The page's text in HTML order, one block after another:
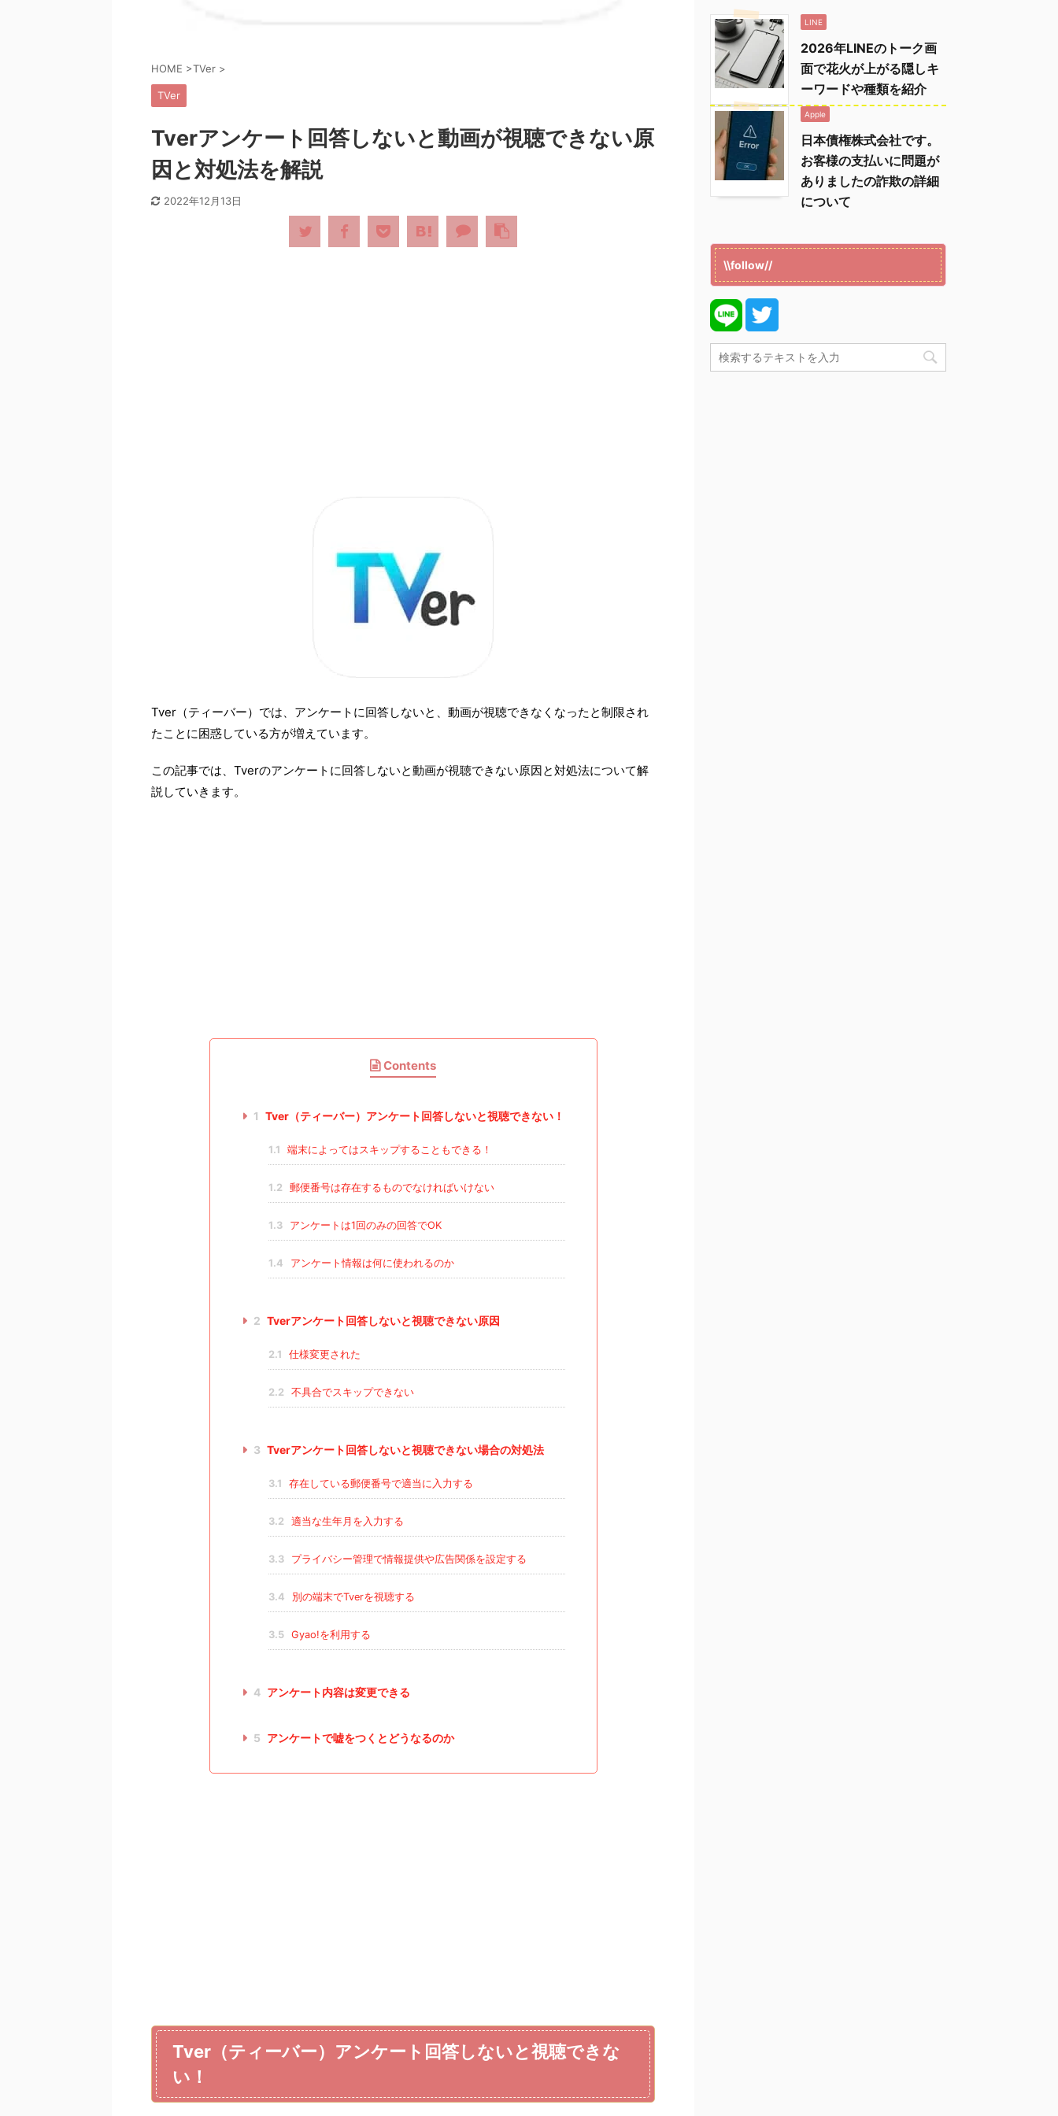
HOME >TVer >
TVer
Tverアンケート回答しないと動画が視聴できない原
因と対処法を解説
2022年12月13日
Tver（ティーバー）では、アンケートに回答しないと、動画が視聴できなくなったと制限され
たことに困惑している方が増えています。
この記事では、Tverのアンケートに回答しないと動画が視聴できない原因と対処法について解
説していきます。
Contents
1 Tver（ティーバー）アンケート回答しないと視聴できない！
1.1 端末によってはスキップすることもできる！
1.2 郵便番号は存在するものでなければいけない
1.3 アンケートは1回のみの回答でOK
1.4 アンケート情報は何に使われるのか
2 Tverアンケート回答しないと視聴できない原因
2.1 仕様変更された
2.2 不具合でスキップできない
3 Tverアンケート回答しないと視聴できない場合の対処法
3.1 存在している郵便番号で適当に入力する
3.2 適当な生年月を入力する
3.3 プライバシー管理で情報提供や広告関係を設定する
3.4 別の端末でTverを視聴する
3.5 Gyao!を利用する
4 アンケート内容は変更できる
5 アンケートで嘘をつくとどうなるのか
Tver（ティーバー）アンケート回答しないと視聴できな
い！
LINE
2026年LINEのトーク画
面で花火が上がる隠しキ
ーワードや種類を紹介
Apple
日本債権株式会社です。
お客様の支払いに問題が
ありましたの詐欺の詳細
について
\\follow//